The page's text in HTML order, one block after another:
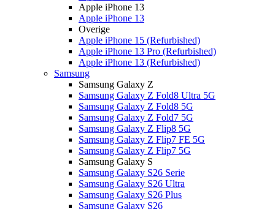
Apple iPhone 13
Apple iPhone 13
Overige
Apple iPhone 15 (Refurbished)
Apple iPhone 13 Pro (Refurbished)
Apple iPhone 13 (Refurbished)
Samsung
Samsung Galaxy Z
Samsung Galaxy Z Fold8 Ultra 5G
Samsung Galaxy Z Fold8 5G
Samsung Galaxy Z Fold7 5G
Samsung Galaxy Z Flip8 5G
Samsung Galaxy Z Flip7 FE 5G
Samsung Galaxy Z Flip7 5G
Samsung Galaxy S
Samsung Galaxy S26 Serie
Samsung Galaxy S26 Ultra
Samsung Galaxy S26 Plus
Samsung Galaxy S26